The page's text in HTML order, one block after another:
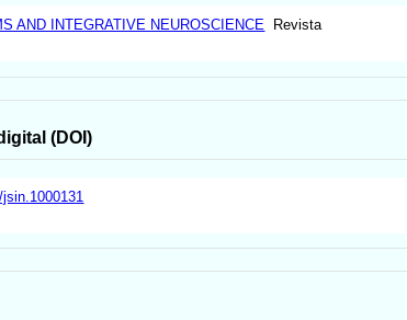
AND INTEGRATIVE NEUROSCIENCE Revista
(DOI)